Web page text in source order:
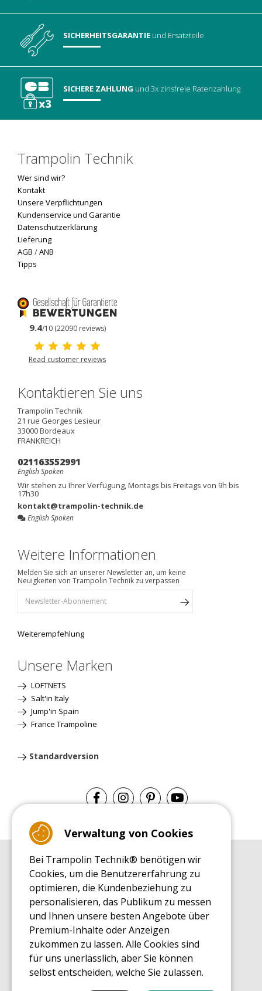
SICHERHEITSGARANTIE und Ersatzteile
SICHERE ZAHLUNG und 3x zinsfreie Ratenzahlung
Trampolin Technik
Wer sind wir?
Kontakt
Unsere Verpflichtungen
Kundenservice und Garantie
Datenschutzerklärung
Lieferung
AGB /ANB
Tipps
9.4/10 (22090 reviews)
Read customer reviews
Kontaktieren Sie uns
Trampolin Technik
21 rue Georges Lesieur
33000Bordeaux
FRANKREICH
021163552991
English Spoken
Wir stehen zu Ihrer Verfügung, Montags bis Freitags von 9h bis
17h30
kontakt@trampolin-technik.de
English Spoken
Weitere Informationen
Melden Sie sich an unserer Newsletter an, um keine
Neuigkeiten von Trampolin Technik zu verpassen
Weiterempfehlung
Unsere Marken
LOFTNETS
Salt'in Italy
Jump'in Spain
France Trampoline
Standardversion
EINKAUFSRATGEBER
Einkaufsratgeber
MONTAGE RATGEBER
Montagehinweise für ein Freizeit Trampolin
PFLEGERATGEBER
Pflegeratgeber für Ihr Freizeit Trampolin
ENDECKUNGSTOUR
Was Sie über Freizeit Trampoline wissen sollten
EINKAUFSRATGEBER FÜR ERSATZTEILE
Verwaltung von Cookies
Bei Trampolin Technik® benötigen wir
Cookies, um die Benutzererfahrung zu
optimieren, die Kundenbeziehung zu
personalisieren, das Publikum zu messen
und Ihnen unsere besten Angebote über
Premium-Inhalte oder Anzeigen
zukommen zu lassen. Alle Cookies sind
für uns unerlässlich, aber Sie können
selbst entscheiden, welche Sie zulassen.